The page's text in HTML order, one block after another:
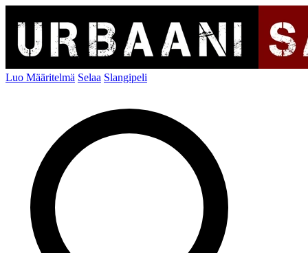
Luo Määritelmä Selaa Slangipeli